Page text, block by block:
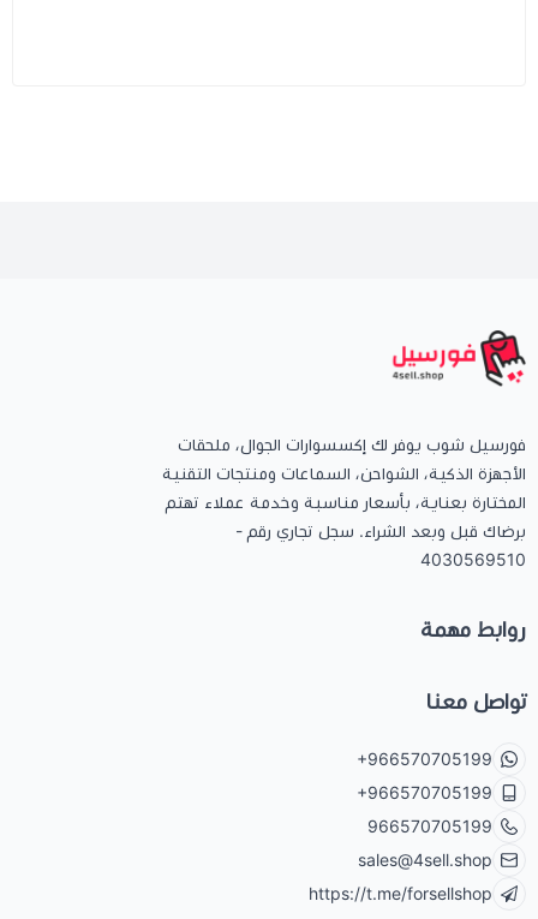
فورسيل شوب يوفر لك إكسسوارات الجوال، ملحقات
الأجهزة الذكية، الشواحن، السماعات ومنتجات التقنية
المختارة بعناية، بأسعار مناسبة وخدمة عملاء تهتم
برضاك قبل وبعد الشراء. سجل تجاري رقم -
4030569510
روابط مهمة
تواصل معنا
+966570705199
+966570705199
966570705199
sales@4sell.shop
https://t.me/forsellshop